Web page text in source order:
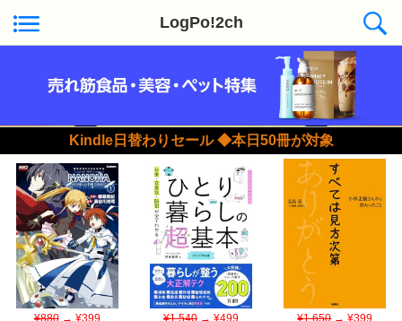
LogPo!2ch
Kindle日替わりセール ◆本日50冊が対象